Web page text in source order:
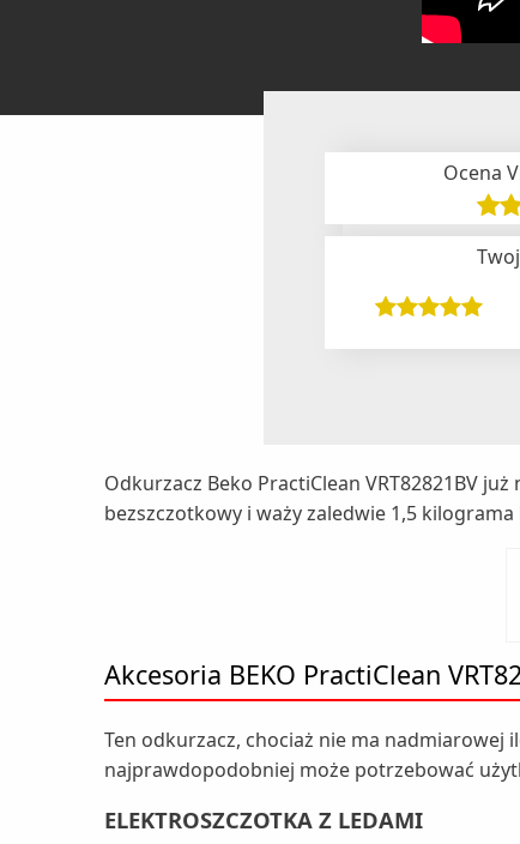
Ocena
Odkurzacz Beko PractiClean VRT82821BV
bezszczotkowy i waży zaledwie 1,5
Akcesoria BEKO PractiClean
Ten odkurzacz, chociaż nie ma nadmiarowej
najprawdopodobniej może potrzebować
ELEKTROSZCZOTKA Z LEDAMI